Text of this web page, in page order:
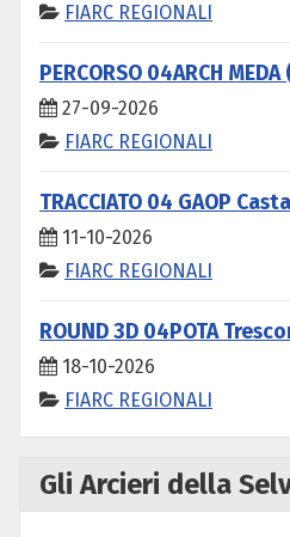
FIARC REGIONALI
PERCORSO 04ARCH MEDA
27-09-2026
FIARC REGIONALI
TRACCIATO 04 GAOP
11-10-2026
FIARC REGIONALI
ROUND 3D 04POTA
18-10-2026
FIARC REGIONALI
Gli Arcieri della